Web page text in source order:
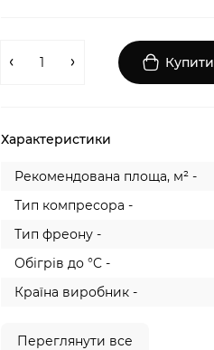
Купити
Характеристики
Рекомендована площа, м² -
Тип компресора -
Тип фреону -
Обігрів до °C -
Країна виробник -
Переглянути все